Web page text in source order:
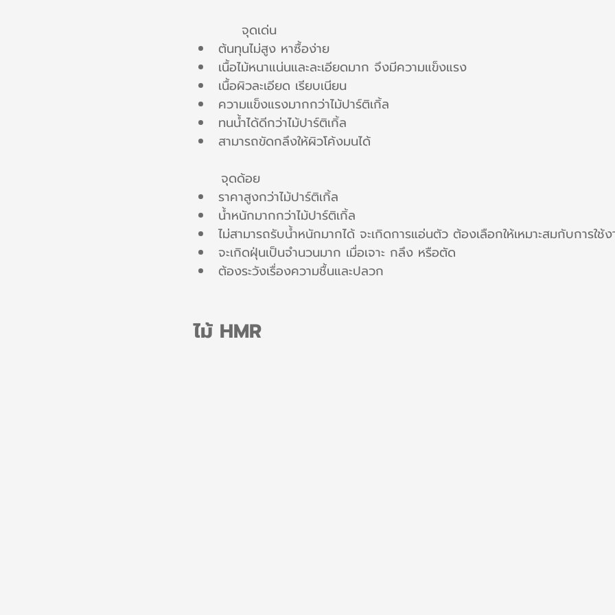
          จุดเด่น
ต้นทุนไม่สูง หาซื้อง่าย
เนื้อไม้หนาแน่นและละเอียดมาก จึงมีความแข็งแรง
เนื้อผิวละเอียด เรียบเนียน
ความแข็งแรงมากกว่าไม้ปาร์ติเกิ้ล
ทนน้ำได้ดีกว่าไม้ปาร์ติเกิ้ล
สามารถขัดกลึงให้ผิวโค้งมนได้
	จุดด้อย
ราคาสูงกว่าไม้ปาร์ติเกิ้ล
น้ำหนักมากกว่าไม้ปาร์ติเกิ้ล
ไม่สามารถรับน้ำหนักมากได้ จะเกิดการแอ่นตัว ต้องเลือกให้เหมาะสมกับการใช้
จะเกิดฝุ่นเป็นจำนวนมาก เมื่อเจาะ กลึง หรือตัด
ต้องระวังเรื่องความชื้นและปลวก
ไม้ HMR